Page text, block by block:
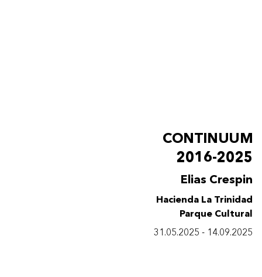
CONTINUUM
2016-2025
Elias Crespin
Hacienda La Trinidad
Parque Cultural
31.05.2025 - 14.09.2025